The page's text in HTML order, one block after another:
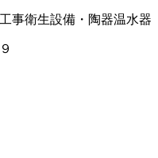
事衛生設備・陶器温水器